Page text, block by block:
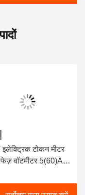
टोकन मीटर
वॉटमीटर 5(60)A